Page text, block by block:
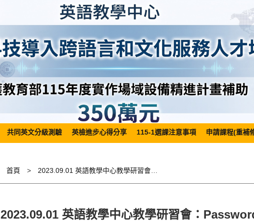
共同英文分級測驗 英檢進步心得分享 115-1選課注意事項 申請課程(重補
首頁
2023.09.01 英語教學中心教學研習會：